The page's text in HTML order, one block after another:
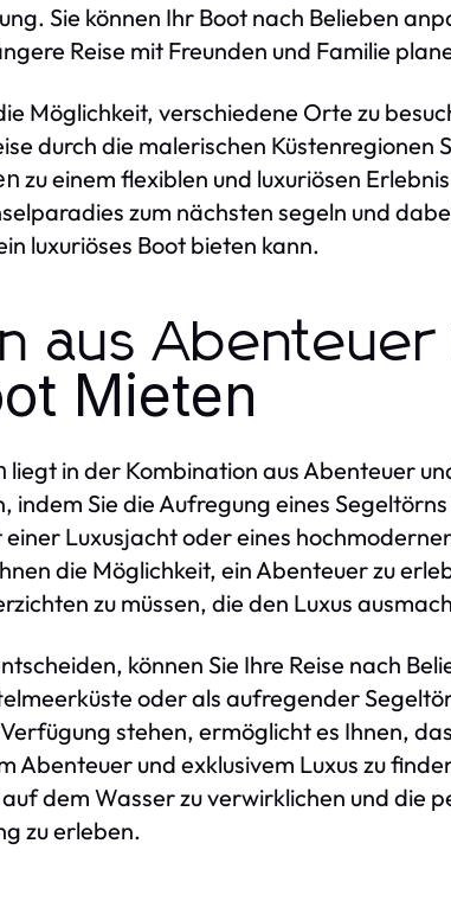
Sie können Ihr Boot nach Belieben
Reise mit Freunden und Familie
Möglichkeit, verschiedene Orte zu
durch die malerischen Küstenregionen
zu einem flexiblen und luxuriösen
zum nächsten segeln und
luxuriöses Boot bieten kann.
aus Abenteuer
Mieten
liegt in der Kombination aus Abenteuer
indem Sie die Aufregung eines
Luxusjacht oder eines
die Möglichkeit, ein Abenteuer zu
zu müssen, die den Luxus
können Sie Ihre Reise nach
oder als aufregender
stehen, ermöglicht es Ihnen,
Abenteuer und exklusivem Luxus zu
dem Wasser zu verwirklichen und die
zu erleben.